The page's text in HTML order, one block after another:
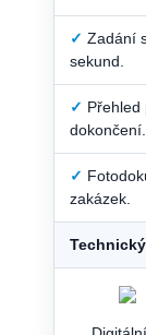
✓ Zadání
sekund.
✓ Přehled
dokončení.
✓
zakázek.